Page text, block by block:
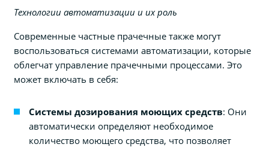
Технологии автоматизации и их роль
Современные частные прачечные также могут
воспользоваться системами автоматизации, которые
облегчат управление прачечными процессами. Это
может включать в себя:
Системы дозирования моющих средств: Они
автоматически определяют необходимое
количество моющего средства, что позволяет